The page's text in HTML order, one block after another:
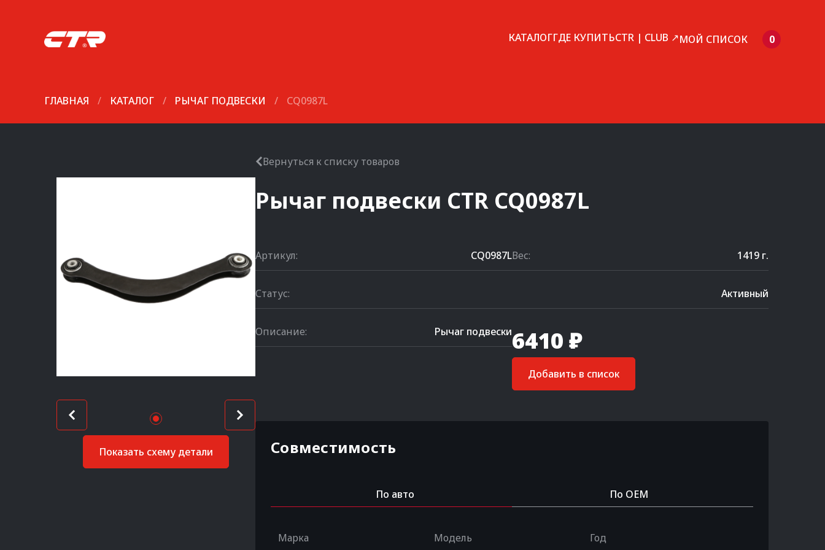
КАТАЛОГГДЕ КУПИТЬCTR | CLUB ↗МОЙ СПИСОК 0
ГЛАВНАЯ / КАТАЛОГ / РЫЧАГ ПОДВЕСКИ / CQ0987L
Показать схему детали
Вернуться к списку товаров
Рычаг подвески CTR CQ0987L
Артикул: CQ0987LВес: 1419 г.
Статус: Активный
Описание: Рычаг подвески6410 ₽
Добавить в список
Совместимость
По авто По OEM
Марка Модель Год